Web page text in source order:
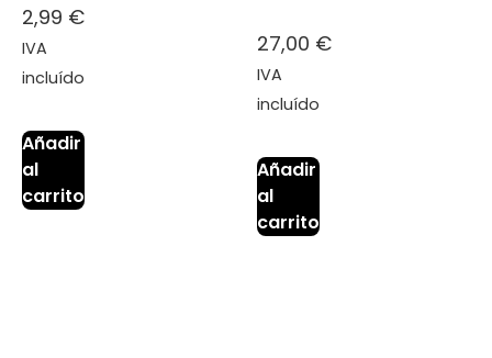
2,99 €
IVA
incluído
Añadir
al
carrito
27,00 €
IVA
incluído
Añadir
al
carrito